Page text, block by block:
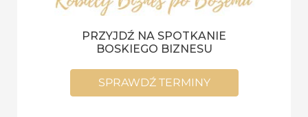
PRZYJDŹ NA SPOTKANIE
BOSKIEGO BIZNESU
SPRAWDŹ TERMINY